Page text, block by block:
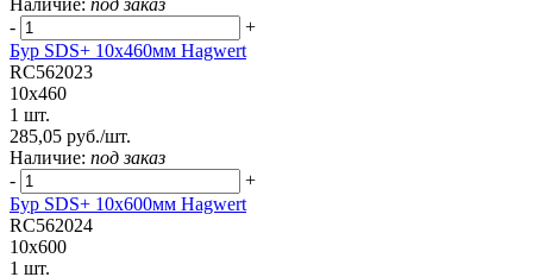
Наличие: под заказ
-
+
Бур SDS+ 10х460мм Hagwert
RC562023
10x460
1 шт.
285,05 руб./шт.
Наличие: под заказ
-
+
Бур SDS+ 10х600мм Hagwert
RC562024
10x600
1 шт.